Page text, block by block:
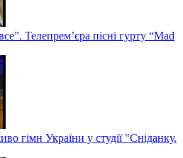
Телепрем’єра пісні гурту “Mad
гімн України у студії "Сніданку.